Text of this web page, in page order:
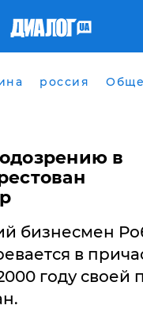
россия
в
бизнесмен
в
году своей